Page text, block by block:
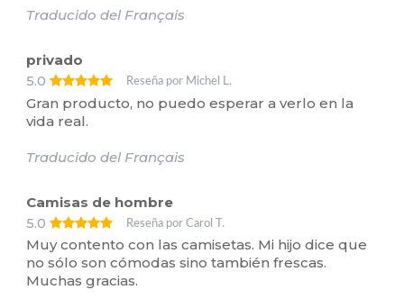
Traducido del Français
privado
5.0
Reseña por Michel L.
Gran producto, no puedo esperar a verlo en la
vida real.
Traducido del Français
Camisas de hombre
5.0
Reseña por Carol T.
Muy contento con las camisetas. Mi hijo dice que
no sólo son cómodas sino también frescas.
Muchas gracias.